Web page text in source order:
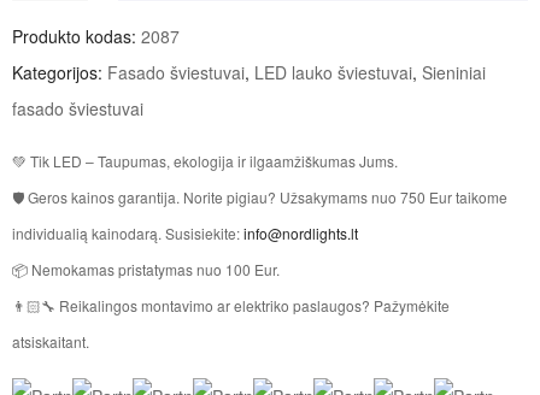
Produkto kodas: 2087
Kategorijos: Fasado šviestuvai, LED lauko šviestuvai, Sieniniai
fasado šviestuvai
💚 Tik LED – Taupumas, ekologija ir ilgaamžiškumas Jums.
🛡 Geros kainos garantija. Norite pigiau? Užsakymams nuo 750 Eur taikome
individualią kainodarą. Susisiekite:info@nordlights.lt
📦 Nemokamas pristatymas nuo 100 Eur.
👨🏻‍🔧 Reikalingos montavimo ar elektriko paslaugos? Pažymėkite
atsiskaitant.